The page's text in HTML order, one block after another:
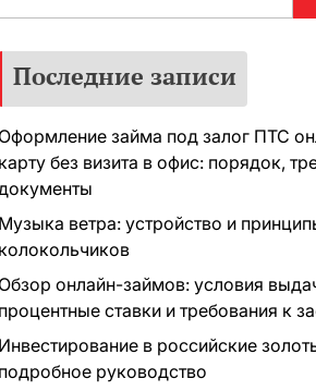
Последние записи
Оформление займа под залог ПТС
карту без визита в офис: порядок,
Музыка ветра: устройство и
колокольчиков
Обзор онлайн-займов: условия
процентные ставки и требования к
Инвестирование в российские
подробное руководство